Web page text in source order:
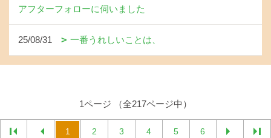
アフターフォローに伺いました
25/08/31 一番うれしいことは、
1ページ （全217ページ中）
1 2 3 4 5 6